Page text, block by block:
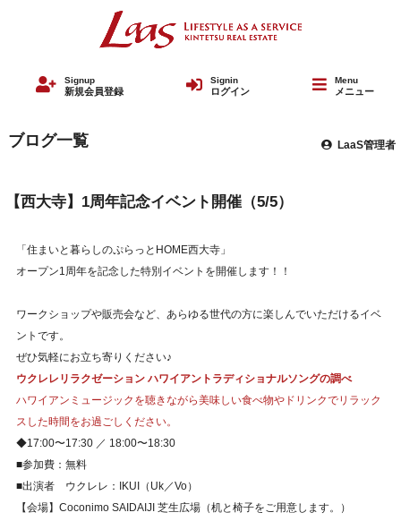
Signup
新規会員登録
Signin
ログイン
Menu
メニュー
ブログ一覧 LaaS管理者
【西大寺】1周年記念イベント開催（5/5）
「住まいと暮らしのぷらっとHOME西大寺」
オープン1周年を記念した特別イベントを開催します！！
ワークショップや販売会など、あらゆる世代の方に楽しんでいただけるイベ
ントです。
ぜひ気軽にお立ち寄りください♪
ウクレレリラクゼーション ハワイアントラディショナルソングの調べ
ハワイアンミュージックを聴きながら美味しい食べ物やドリンクでリラック
スした時間をお過ごしください。
◆17:00〜17:30 ／ 18:00〜18:30
■参加費：無料
■出演者 ウクレレ：IKUI（Uk／Vo）
【会場】Coconimo SAIDAIJI 芝生広場（机と椅子をご用意します。）